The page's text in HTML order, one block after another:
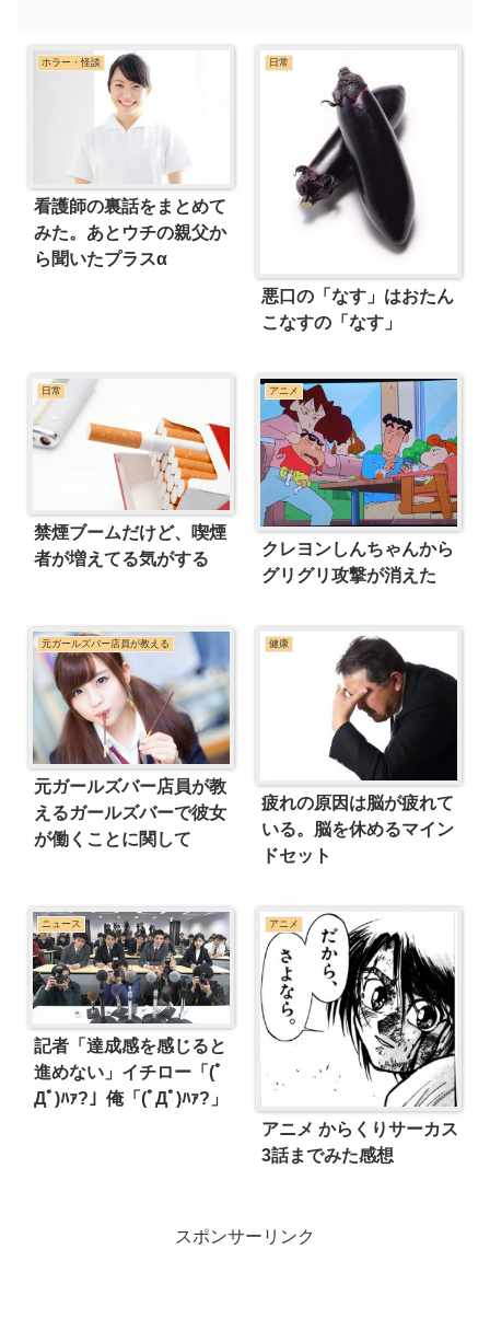
ホラー・怪談
看護師の裏話をまとめて
みた。あとウチの親父か
ら聞いたプラスα
日常
悪口の「なす」はおたん
こなすの「なす」
日常
禁煙ブームだけど、喫煙
者が増えてる気がする
アニメ
クレヨンしんちゃんから
グリグリ攻撃が消えた
元ガールズバー店員が教える
元ガールズバー店員が教
えるガールズバーで彼女
が働くことに関して
健康
疲れの原因は脳が疲れて
いる。脳を休めるマイン
ドセット
ニュース
記者「達成感を感じると
進めない」イチロー「(ﾟ
Дﾟ)ﾊｧ?」俺「(ﾟДﾟ)ﾊｧ?」
アニメ
アニメ からくりサーカス
3話までみた感想
スポンサーリンク